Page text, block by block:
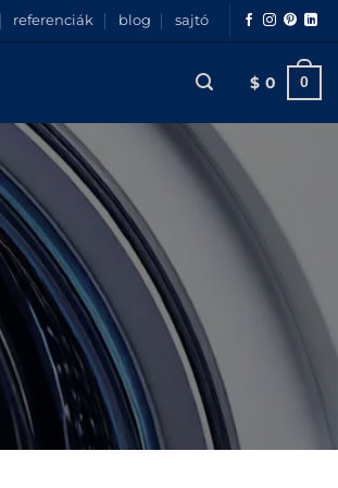
referenciák blog sajtó
$ 0 0